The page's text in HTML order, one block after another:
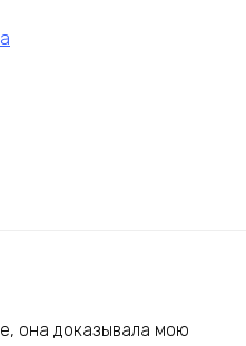
она доказывала мою